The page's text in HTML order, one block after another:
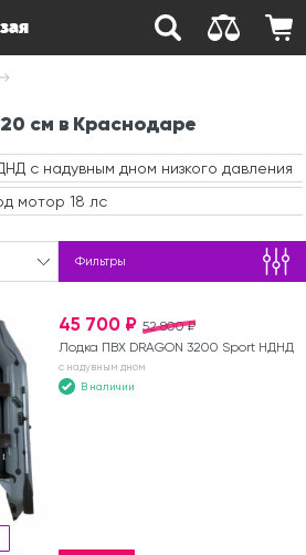
см в Краснодаре
с надувным дном низкого давления
мотор 18 лс
Фильтры
52 800 ₽
45 700 ₽
Лодка ПВХ DRAGON 3200 Sport НДНД
с надувным дном
В наличии